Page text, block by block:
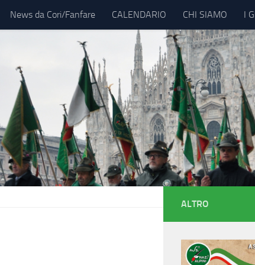
News da Cori/Fanfare CALENDARIO CHI SIAMO I
ALTRO